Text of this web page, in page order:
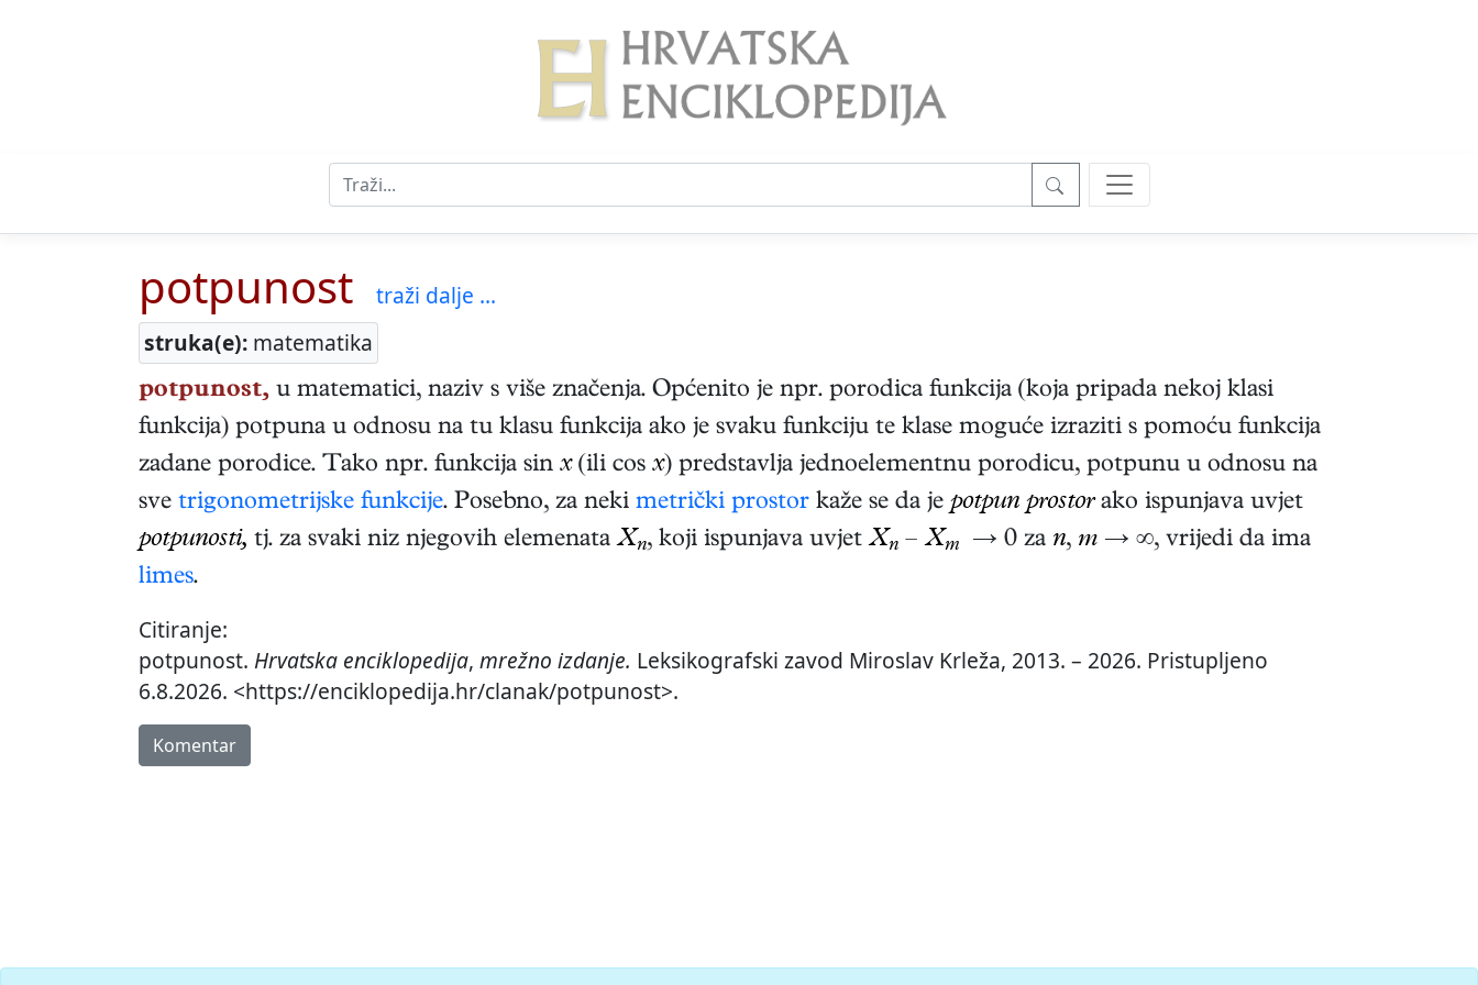
potpunost
traži dalje ...
struka(e): matematika
potpunost, u matematici, naziv s više značenja. Općenito je npr. porodica funkcija (koja pripada nekoj klasi
funkcija) potpuna u odnosu na tu klasu funkcija ako je svaku funkciju te klase moguće izraziti s pomoću funkcija
zadane porodice. Tako npr. funkcija sin x(ili cos x) predstavlja jednoelementnu porodicu, potpunu u odnosu na
sve trigonometrijske funkcije. Posebno, za neki metrički prostor kaže se da je potpun prostorako ispunjava uvjet
potpunosti, tj. za svaki niz njegovih elemenataXn, koji ispunjava uvjetXn –Xm → 0 za n, m → ∞, vrijedi da ima
limes.
Citiranje:
potpunost. Hrvatska enciklopedija, mrežno izdanje. Leksikografski zavod Miroslav Krleža, 2013. – 2026. Pristupljeno
6.8.2026. <https://enciklopedija.hr/clanak/potpunost>.
Komentar